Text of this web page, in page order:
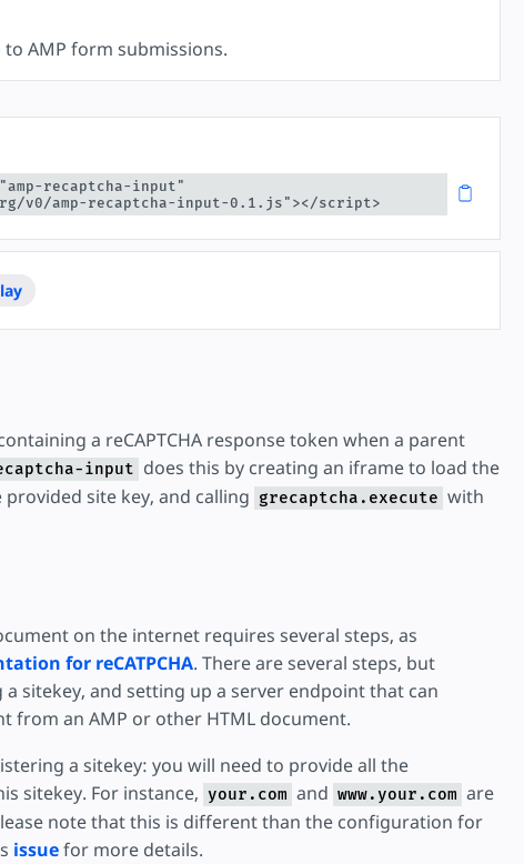
to AMP form submissions.
recaptcha-input"
v0/amp-recaptcha-input-0.1.js"></script>
a reCAPTCHA response token when a parent
input does this by creating an iframe to load the
provided site key, and calling grecaptcha.execute with
on the internet requires several steps, as
for reCATPCHA. There are several steps, but
sitekey, and setting up a server endpoint that can
from an AMP or other HTML document.
a sitekey: you will need to provide all the
sitekey. For instance, your.com and www.your.com are
note that this is different than the configuration for
issuefor more details.